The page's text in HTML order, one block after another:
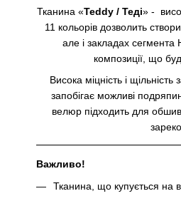
Тканина «Teddy / Теді» -
11 кольорів дозволить
але і закладах сегмента
композиції, що
Висока міцність і щільність
запобігає можливі
велюр підходить для
Важливо!
Тканина, що купується на